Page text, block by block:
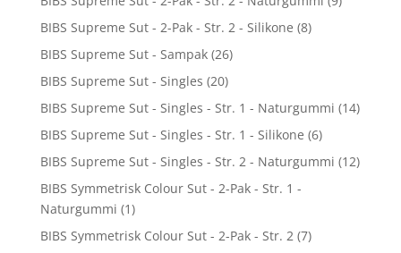
BIBS Supreme Sut - 2-Pak - Str. 2 - Silikone (8)
BIBS Supreme Sut - Sampak (26)
BIBS Supreme Sut - Singles (20)
BIBS Supreme Sut - Singles - Str. 1 - Naturgummi (14)
BIBS Supreme Sut - Singles - Str. 1 - Silikone (6)
BIBS Supreme Sut - Singles - Str. 2 - Naturgummi (12)
BIBS Symmetrisk Colour Sut - 2-Pak - Str. 1 -
Naturgummi (1)
BIBS Symmetrisk Colour Sut - 2-Pak - Str. 2 (7)